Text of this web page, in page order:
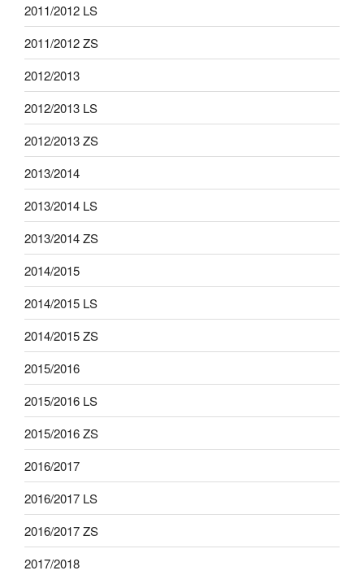
2011/2012 LS
2011/2012 ZS
2012/2013
2012/2013 LS
2012/2013 ZS
2013/2014
2013/2014 LS
2013/2014 ZS
2014/2015
2014/2015 LS
2014/2015 ZS
2015/2016
2015/2016 LS
2015/2016 ZS
2016/2017
2016/2017 LS
2016/2017 ZS
2017/2018